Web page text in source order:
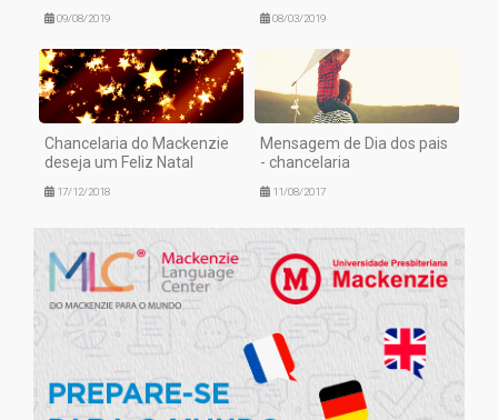
09/08/2019 08/03/2019
Chancelaria do Mackenzie
deseja um Feliz Natal
17/12/2018
Mensagem de Dia dos pais
- chancelaria
11/08/2017